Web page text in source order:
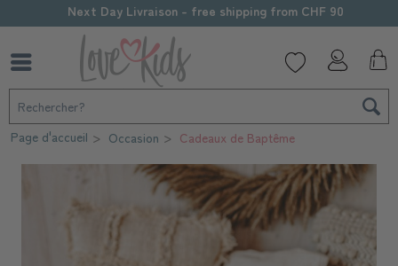
Personnalisation soignée
Page d'accueil Occasion Cadeaux de Baptême